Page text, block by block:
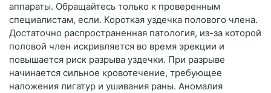
аппараты. Обращайтесь только к проверенным
специалистам, если. Короткая уздечка полового члена.
Достаточно распространенная патология, из-за которой
половой член искривляется во время эрекции и
повышается риск разрыва уздечки. При разрыве
начинается сильное кровотечение, требующее
наложения лигатур и ушивания раны. Аномалия